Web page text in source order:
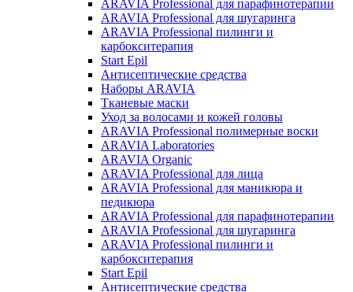
ARAVIA Professional для парафинотерапии
ARAVIA Professional для шугаринга
ARAVIA Professional пилинги и
карбокситерапия
Start Epil
Антисептические средства
Наборы ARAVIA
Тканевые маски
Уход за волосами и кожей головы
ARAVIA Professional полимерные воски
ARAVIA Laboratories
ARAVIA Organic
ARAVIA Professional для лица
ARAVIA Professional для маникюра и
педикюра
ARAVIA Professional для парафинотерапии
ARAVIA Professional для шугаринга
ARAVIA Professional пилинги и
карбокситерапия
Start Epil
Антисептические средства